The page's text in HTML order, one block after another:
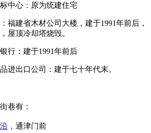
心：原为统建住宅
建省木材公司大楼，建于1991年前后，
屋顶冷却塔烧毁。
：建于1991年前后
出口公司：建于七十年代末。
巷有：
，通津门前